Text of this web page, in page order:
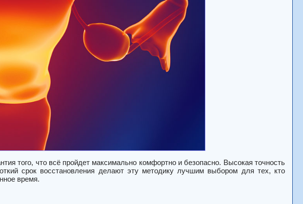
того, что всё пройдет максимально комфортно и безопасно. Высокая точность
срок восстановления делают эту методику лучшим выбором для тех, кто
время.